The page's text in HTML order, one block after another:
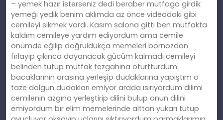
– yemek hazır isterseniz dedi beraber mutfaga girdik
yemeği yedik benim aklımda az önce videodaki gibi
cemileyi sikmek vardı. Kasım salona gitti ben mutfakta
kaldım cemileye yardım ediyordum ama cemile
önümde eğilip doğruldukça memeleri bornozdan
fırlayıp çıkınca dayanacak gücüm kalmadı cemileyi
belinden tutup mutfak tezgahına oturtturdum
bacaklarının arasına yerleşip dudaklarına yapıştım o
taze dolgun dudakları emiyor arada ısırıyordum dilimi
cemilenin azgına yerleştirip dilini bulup onun dilini
emiyordum bır elim memelerinde alttan yukarı tutup